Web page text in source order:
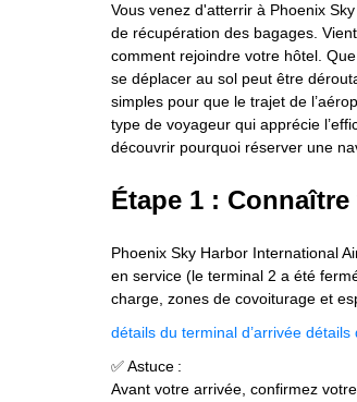
Vous venez d'atterrir à Phoenix
de récupération des bagages.
comment rejoindre votre hôtel.
se déplacer au sol peut être
simples pour que le trajet de
type de voyageur qui apprécie
découvrir pourquoi réserver une
Étape 1 :
Phoenix Sky Harbor International
en service (le terminal 2 a été
charge, zones de covoiturage et
détails du terminal d’arrivée détails
✅ Astuce :
Avant votre arrivée, confirmez